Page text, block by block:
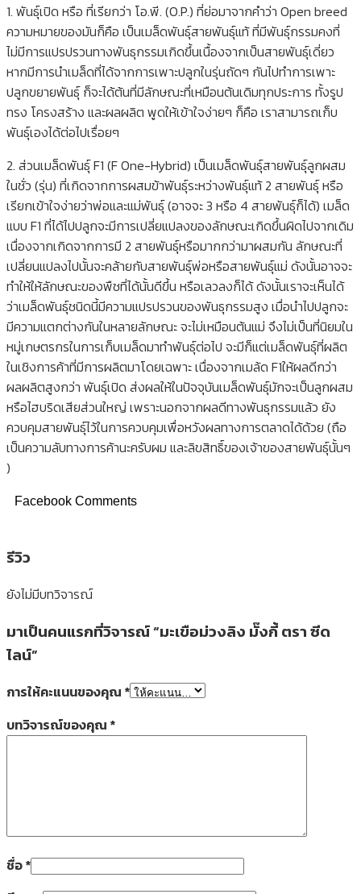
1. พันธุ์เปิด หรือ ที่เรียกว่า โอ.พี. (O.P.) ที่ย่อมาจากคำว่า Open breed
ความหมายของมันก็คือ เป็นเมล็ดพันธุ์สายพันธุ์แท้ ที่มีพันธุ์กรรมคงที่
ไม่มีการแปรปรวนทางพันธุกรรมเกิดขึ้นเนื้องจากเป็นสายพันธุ์เดี่ยว
หากมีการนำเมล็ดที่ได้จากการเพาะปลูกในรุ่นถัดๆ กันไปทำการเพาะ
ปลูกขยายพันธุ์ ก็จะได้ต้นที่มีลักษณะที่เหมือนต้นเดิมทุกประการ ทั้งรูป
ทรง โครงสร้าง และผลผลิต พูดให้เข้าใจง่ายๆ ก็คือ เราสามารถเก็บ
พันธุ์เองได้ต่อไปเรื่อยๆ
2. ส่วนเมล็ดพันธุ์ F1 (F One-Hybrid) เป็นเมล็ดพันธุ์สายพันธุ์ลูกผสม
ในชั่ว (รุ่น) ที่เกิดจากการผสมข้าพันธุ์ระหว่างพันธุ์แท้ 2 สายพันธุ์ หรือ
เรียกเข้าใจง่ายว่าพ่อและแม่พันธุ์ (อาจจะ 3 หรือ 4 สายพันธุ์ก็ได้) เมล็ด
แบบ F1 ที่ได้ไปปลูกจะมีการเปลี่ยแปลงของลักษณะเกิดขึ้นผิดไปจากเดิม
เนื่องจากเกิดจากการมี 2 สายพันธุ์หรือมากกว่ามาผสมกัน ลักษณะที่
เปลี่ยนแปลงไปนั้นจะคล้ายกับสายพันธุ์พ่อหรือสายพันธุ์แม่ ดังนั้นอาจจะ
ทำให้ให้ลักษณะของพืชที่ได้นั้นดีขึ้น หรือเลวลงก็ได้ ดังนั้นเราจะเห็นได้
ว่าเมล็ดพันธุ์ชนิดนี้มีความแปรปรวนของพันธุกรรมสูง เมื่อนำไปปลูกจะ
มีความแตกต่างกันในหลายลักษณะ จะไม่เหมือนต้นแม่ จึงไม่เป็นที่นิยมใน
หมู่เกษตรกรในการเก็บเมล็ดมาทำพันธุ์ต่อไป จะมีก็แต่เมล็ดพันธุ์ที่ผลิต
ในเชิงการค้าที่มีการผลิตมาโดยเฉพาะ เนื่องจากเมล้ด F1ให้ผลดีกว่า
ผลผลิตสูงกว่า พันธุ์เปิด ส่งผลให้ในปัจจุบันเมล็ดพันธุ์มักจะเป็นลูกผสม
หรือไฮบริดเสียส่วนใหญ่ เพราะนอกจากผลดีทางพันธุกรรมแล้ว ยัง
ควบคุมสายพันธุ์ไว้ในการควบคุมเพื่อหวังผลทางการตลาดได้ด้วย (ถือ
เป็นความลับทางการค้านะครับผม และลิขสิทธิ์ของเจ้าของสายพันธุ์นั้นๆ
)
Facebook Comments
รีวิว
ยังไม่มีบทวิจารณ์
มาเป็นคนแรกที่วิจารณ์ “มะเขือม่วงลิง มั๊งกี้ ตรา ซีด
ไลน์”
การให้คะแนนของคุณ *
บทวิจารณ์ของคุณ *
ชื่อ*